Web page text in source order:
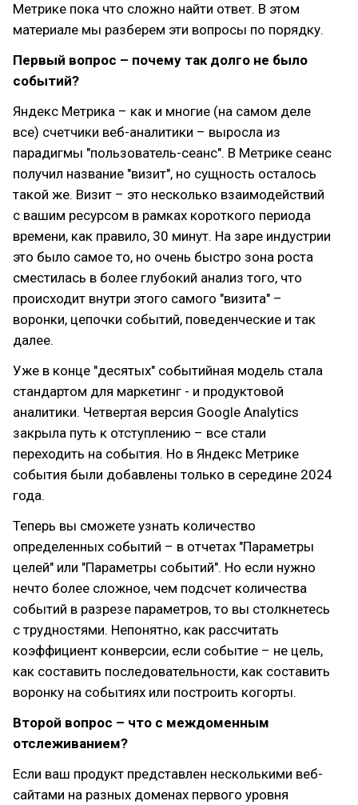
Метрике пока что сложно найти ответ. В этом
материале мы разберем эти вопросы по порядку.
Первый вопрос – почему так долго не было
событий?
Яндекс Метрика – как и многие (на самом деле
все) счетчики веб-аналитики – выросла из
парадигмы "пользователь-сеанс". В Метрике сеанс
получил название "визит", но сущность осталось
такой же. Визит – это несколько взаимодействий
с вашим ресурсом в рамках короткого периода
времени, как правило, 30 минут. На заре индустрии
это было самое то, но очень быстро зона роста
сместилась в более глубокий анализ того, что
происходит внутри этого самого "визита" –
воронки, цепочки событий, поведенческие и так
далее.
Уже в конце "десятых" событийная модель стала
стандартом для маркетинг - и продуктовой
аналитики. Четвертая версия Google Analytics
закрыла путь к отступлению – все стали
переходить на события. Но в Яндекс Метрике
события были добавлены только в середине 2024
года.
Теперь вы сможете узнать количество
определенных событий – в отчетах "Параметры
целей" или "Параметры событий". Но если нужно
нечто более сложное, чем подсчет количества
событий в разрезе параметров, то вы столкнетесь
с трудностями. Непонятно, как рассчитать
коэффициент конверсии, если событие – не цель,
как составить последовательности, как составить
воронку на событиях или построить когорты.
Второй вопрос – что с междоменным
отслеживанием?
Если ваш продукт представлен несколькими веб-
сайтами на разных доменах первого уровня